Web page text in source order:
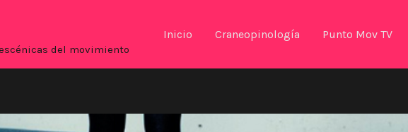
del movimiento
Inicio Craneopinología Punto Mov TV